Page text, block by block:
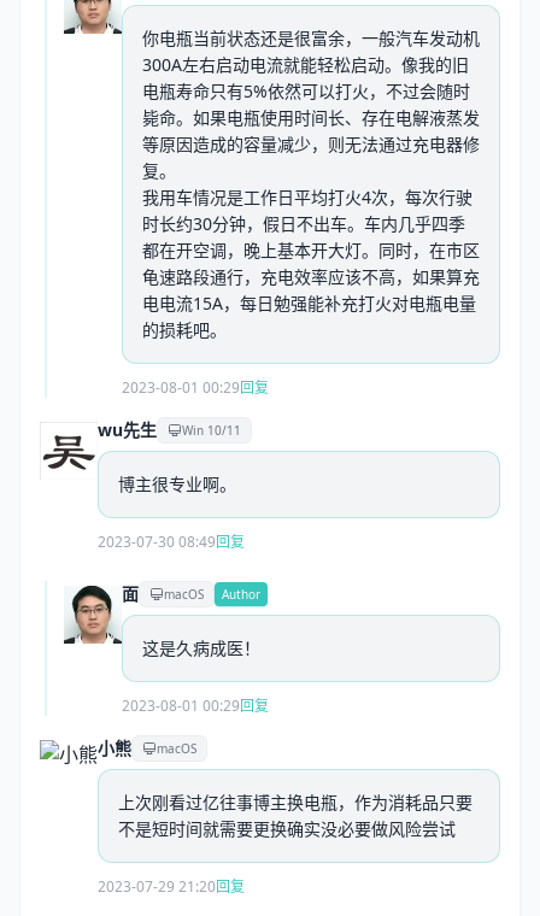
你电瓶当前状态还是很富余，一般汽车发动机
300A左右启动电流就能轻松启动。像我的旧
电瓶寿命只有5%依然可以打火，不过会随时
毙命。如果电瓶使用时间长、存在电解液蒸发
等原因造成的容量减少，则无法通过充电器修
复。
我用车情况是工作日平均打火4次，每次行驶
时长约30分钟，假日不出车。车内几乎四季
都在开空调，晚上基本开大灯。同时，在市区
龟速路段通行，充电效率应该不高，如果算充
电电流15A，每日勉强能补充打火对电瓶电量
的损耗吧。
2023-08-01 00:29回复
wu先生 Win 10/11
博主很专业啊。
2023-07-30 08:49回复
面 macOS Author
这是久病成医！
2023-08-01 00:29回复
小熊 macOS
上次刚看过亿往事博主换电瓶，作为消耗品只要
不是短时间就需要更换确实没必要做风险尝试
2023-07-29 21:20回复